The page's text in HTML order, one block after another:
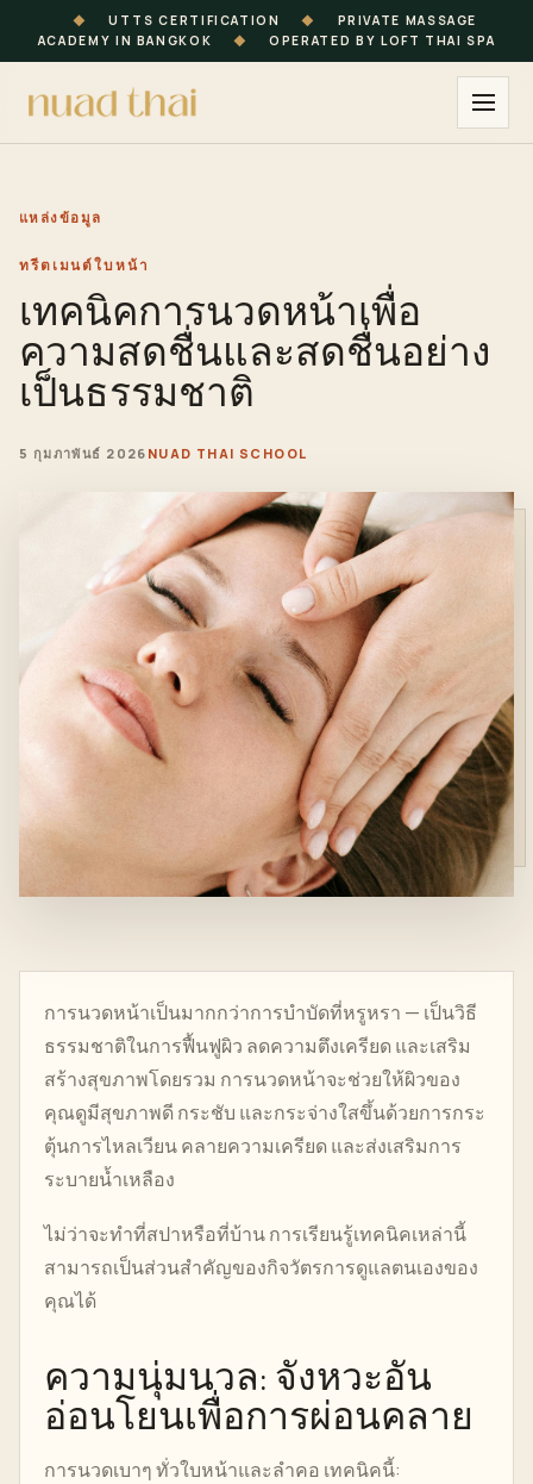
◆ UTTS CERTIFICATION ◆
PRIVATE MASSAGE
ACADEMY IN BANGKOK
◆ OPERATED BY LOFT THAI SPA
แหล่งข้อมูล
ทรีตเมนต์ใบหน้า
เทคนิคการนวดหน้าเพื่อ
ความสดชื่นและสดชื่นอย่าง
เป็นธรรมชาติ
5 กุมภาพันธ์ 2026 NUAD THAI SCHOOL
การนวดหน้าเป็นมากกว่าการบำบัดที่หรูหรา — เป็นวิธี
ธรรมชาติในการฟื้นฟูผิว ลดความตึงเครียด และเสริม
สร้างสุขภาพโดยรวม การนวดหน้าจะช่วยให้ผิวของ
คุณดูมีสุขภาพดี กระชับ และกระจ่างใสขึ้นด้วยการกระ
ตุ้นการไหลเวียน คลายความเครียด และส่งเสริมการ
ระบายน้ำเหลือง
ไม่ว่าจะทำที่สปาหรือที่บ้าน การเรียนรู้เทคนิคเหล่านี้
สามารถเป็นส่วนสำคัญของกิจวัตรการดูแลตนเองของ
คุณได้
ความนุ่มนวล: จังหวะอัน
อ่อนโยนเพื่อการผ่อนคลาย
การนวดเบาๆ ทั่วใบหน้าและลำคอ เทคนิคนี้: